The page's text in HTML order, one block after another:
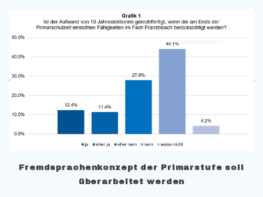
Fremdsprachenkonzept der Primarstufe soll
überarbeitet werden